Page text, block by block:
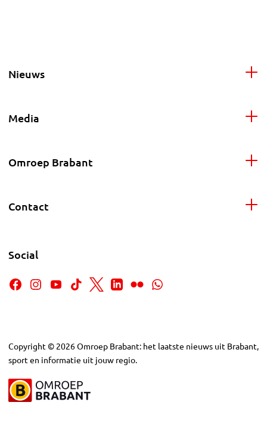
Nieuws
Media
Omroep Brabant
Contact
Social
Copyright © 2026Omroep Brabant: het laatste nieuws uit Brabant,
sport en informatie uit jouw regio.